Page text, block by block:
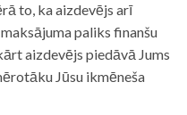
to, ka aizdevējs arī
paliks finanšu
aizdevējs piedāvā Jums
Jūsu ikmēneša